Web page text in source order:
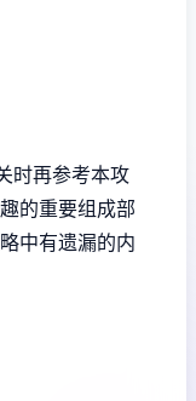
时再参考本攻
的重要组成部
中有遗漏的内